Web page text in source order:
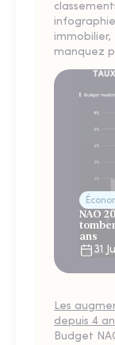
immobilier,
manquez
NAO
ans
31
Les
depuis 4
Budget